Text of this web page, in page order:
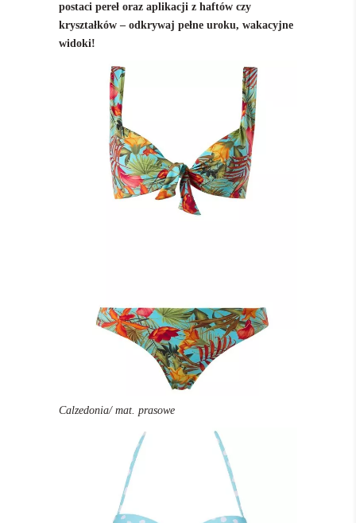
postaci pereł oraz aplikacji z haftów czy
kryształków – odkrywaj pełne uroku, wakacyjne
widoki!
Calzedonia/ mat. prasowe